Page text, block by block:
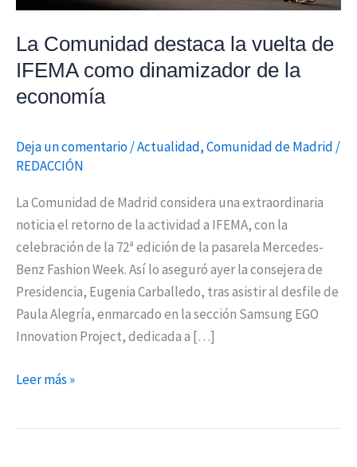
La Comunidad destaca la vuelta de
IFEMA como dinamizador de la
economía
Deja un comentario/Actualidad,Comunidad de Madrid /
REDACCIÓN
La Comunidad de Madrid considera una extraordinaria
noticia el retorno de la actividad a IFEMA, con la
celebración de la 72ª edición de la pasarela Mercedes-
Benz Fashion Week. Así lo aseguró ayer la consejera de
Presidencia, Eugenia Carballedo, tras asistir al desfile de
Paula Alegría, enmarcado en la sección Samsung EGO
Innovation Project, dedicada a […]
de
la
Leer más »